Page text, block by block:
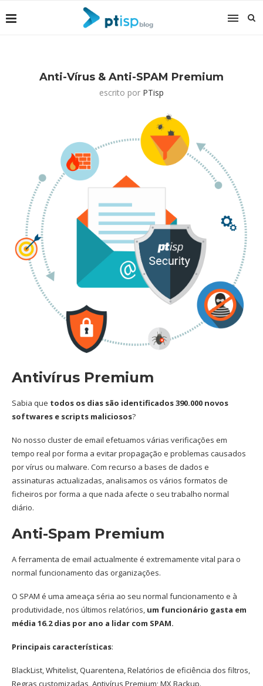
Anti-Vírus & Anti-SPAM Premium
escrito por PTisp
Antivírus Premium
Sabia que todos os dias são identificados 390.000 novos
softwares e scripts maliciosos?
No nosso cluster de email efetuamos várias verificações em
tempo real por forma a evitar propagação e problemas causados
por vírus ou malware. Com recurso a bases de dados e
assinaturas actualizadas, analisamos os vários formatos de
ficheiros por forma a que nada afecte o seu trabalho normal
diário.
Anti-Spam Premium
A ferramenta de email actualmente é extremamente vital para o
normal funcionamento das organizações.
O SPAM é uma ameaça séria ao seu normal funcionamento e à
produtividade, nos últimos relatórios, um funcionário gasta em
média 16.2 dias por ano a lidar com SPAM.
Principais características:
BlackList, Whitelist, Quarentena, Relatórios de eficiência dos filtros,
Regras customizadas, Antivírus Premium; MX Backup.